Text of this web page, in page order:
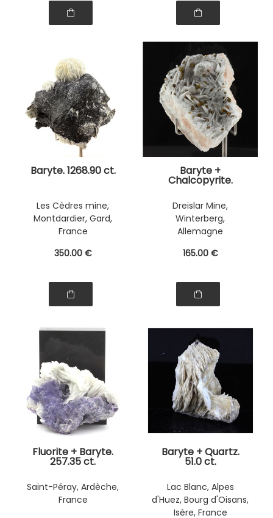
Baryte. 1268.90 ct.
Les Cèdres mine,
Montdardier, Gard,
France
350.00 €
Baryte +
Chalcopyrite.
1038.40 ct.
Dreislar Mine,
Winterberg,
Allemagne
165.00 €
Fluorite + Baryte.
257.35 ct.
Saint-Péray, Ardèche,
France
Baryte + Quartz.
51.0 ct.
Lac Blanc, Alpes
d'Huez, Bourg d'Oisans,
Isère, France